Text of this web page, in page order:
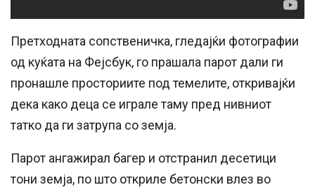
Претходната сопственичка, гледајќи фотографии
од куќата на Фејсбук, го прашала парот дали ги
пронашле просториите под темелите, откривајќи
дека како деца се играле таму пред нивниот
татко да ги затрупа со земја.
Парот ангажирал багер и отстранил десетици
тони земја, по што откриле бетонски влез во